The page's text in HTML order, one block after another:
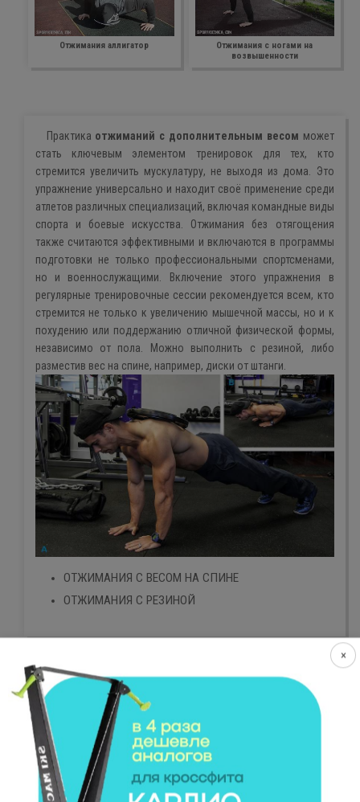
Отжимания аллигатор
Отжимания с ногами на
возвышенности
Практика отжиманий с дополнительным весом может
стать ключевым элементом тренировок для тех, кто
стремится увеличить мускулатуру, не выходя из дома. Это
упражнение универсально и находит своё применение среди
атлетов различных специализаций, включая командные виды
спорта и боевые искусства. Отжимания без отягощения
также считаются эффективными и включаются в программы
подготовки не только профессиональными спортсменами,
но и военнослужащими. Включение этого упражнения в
регулярные тренировочные сессии рекомендуется всем, кто
стремится не только к увеличению мышечной массы, но и к
похудению или поддержанию отличной физической формы,
независимо от пола. Можно выполнить с резиной, либо
разместив вес на спине, например, диски от штанги.
ОТЖИМАНИЯ С ВЕСОМ НА СПИНЕ
ОТЖИМАНИЯ С РЕЗИНОЙ
Отжимания с диском на спине Отжимания с резиной
×